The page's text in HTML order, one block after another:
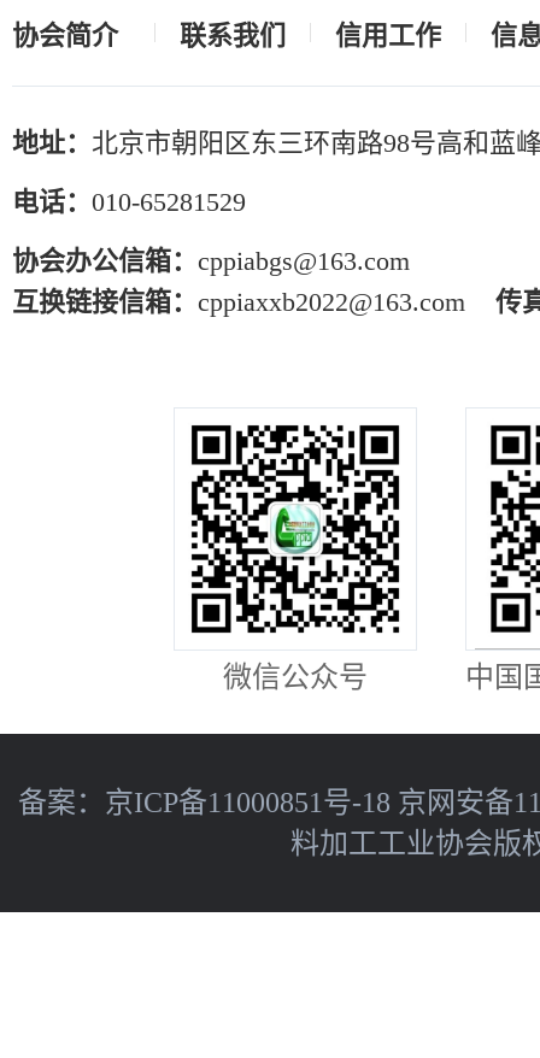
协会简介 联系我们 信用工作 信
地址： 北京市朝阳区东三环南路98号高和蓝
电话： 010-65281529
协会办公信箱： cppiabgs@163.com
互换链接信箱： cppiaxxb2022@163.com 传
微信公众号 中国
备案： 京ICP备11000851号-18 京网安备
料加工工业协会版